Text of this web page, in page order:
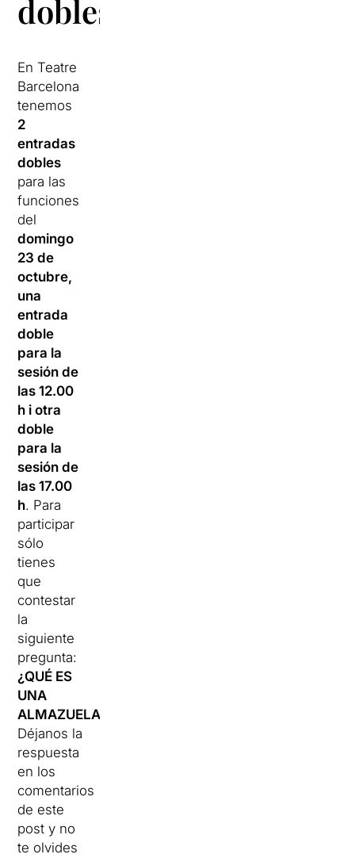
dobles
En Teatre
Barcelona
tenemos
2
entradas
dobles
para las
funciones
del
domingo
23 de
octubre,
una
entrada
doble
para la
sesión de
las 12.00
h i otra
doble
para la
sesión de
las 17.00
h. Para
participar
sólo
tienes
que
contestar
la
siguiente
pregunta:
¿QUÉ ES
UNA
ALMAZUELA?
Déjanos la
respuesta
en los
comentarios
de este
post y no
te olvides